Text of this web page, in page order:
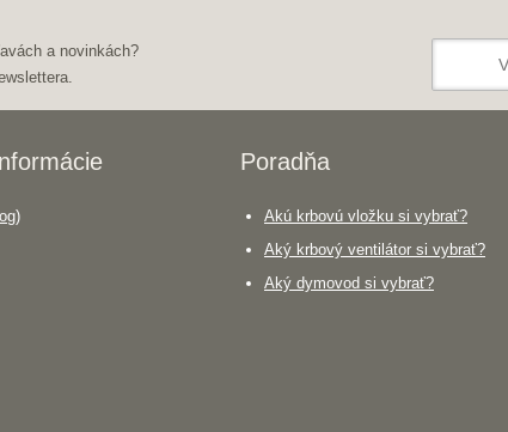
a novinkách?
Poradňa
Akú krbovú vložku si vybrať?
Aký krbový ventilátor si vybrať?
Aký dymovod si vybrať?